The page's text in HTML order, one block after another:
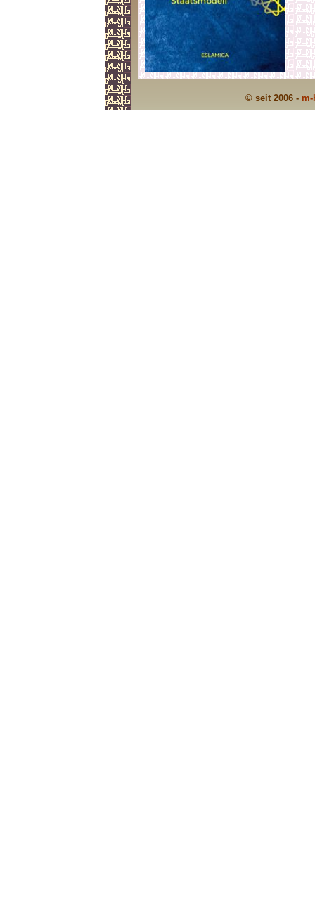
© seit 2006 -